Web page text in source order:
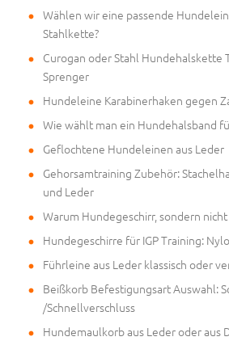
Wählen wir eine passende
Stahlkette?
Curogan oder Stahl Hundehalskette
Sprenger
Hundeleine Karabinerhaken gegen
Wie wählt man ein Hundehalsband
Geflochtene Hundeleinen aus Leder
Gehorsamtraining Zubehör:
und Leder
Warum Hundegeschirr, sondern nicht
Hundegeschirre für IGP Training:
Führleine aus Leder klassisch oder
Beißkorb Befestigungsart Auswahl:
/Schnellverschluss
Hundemaulkorb aus Leder oder aus